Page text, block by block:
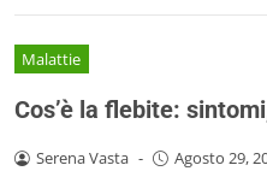
Malattie
Cos’è la flebite:
Serena Vasta - Agosto 29,